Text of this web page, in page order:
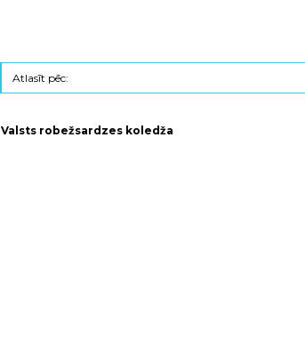
Valsts robežsardzes koledža